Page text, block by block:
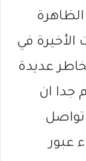
الأخيرة في
عديدة
جدا ان
عبور